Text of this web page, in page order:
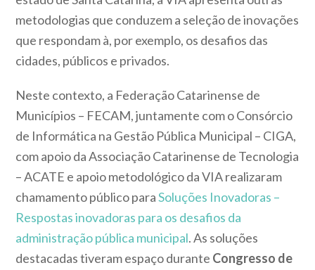
metodologias que conduzem a seleção de inovações
que respondam à, por exemplo, os desafios das
cidades, públicos e privados.
Neste contexto, a Federação Catarinense de
Municípios – FECAM, juntamente com o Consórcio
de Informática na Gestão Pública Municipal – CIGA,
com apoio da Associação Catarinense de Tecnologia
– ACATE e apoio metodológico da VIA realizaram
chamamento público paraSoluções Inovadoras –
Respostas inovadoras para os desafios da
administração pública municipal. As soluções
destacadas tiveram espaço durante Congresso de